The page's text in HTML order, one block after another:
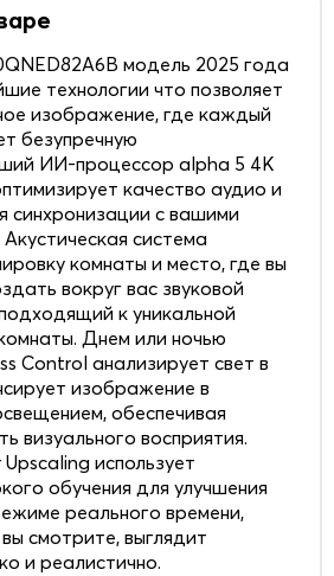
модель 2025 года
технологии что позволяет
изображение, где каждый
безупречную
ИИ-процессор alpha 5 4K
качество аудио и
синхронизации с вашими
система
комнаты и место, где вы
вокруг вас звуковой
к уникальной
Днем или ночью
Control анализирует свет в
изображение в
обеспечивая
визуального восприятия.
использует
обучения для улучшения
реального времени,
смотрите, выглядит
и реалистично.